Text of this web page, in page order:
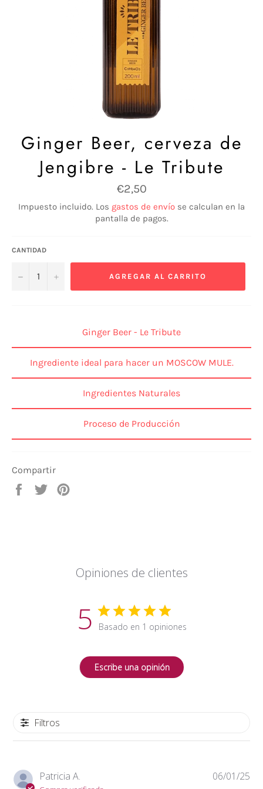
Ginger Beer, cerveza de
Jengibre - Le Tribute
Precio
habitual
€2,50
Impuesto incluido. Los gastos de envío se calculan en la
pantalla de pagos.
CANTIDAD
− + AGREGAR AL CARRITO
Ginger Beer - Le Tribute
Ingrediente ideal para hacer un MOSCOW MULE.
Ingredientes Naturales
Proceso de Producción
Compartir
Compartir
Tuitear
Opiniones de clientes
5 Basado en 1 opiniones
Escribe una opinión
Filtros
Patricia A. 06/01/25